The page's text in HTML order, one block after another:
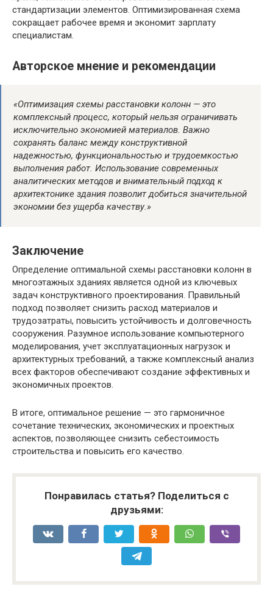
стандартизации элементов. Оптимизированная схема
сокращает рабочее время и экономит зарплату
специалистам.
Авторское мнение и рекомендации
«Оптимизация схемы расстановки колонн — это
комплексный процесс, который нельзя ограничивать
исключительно экономией материалов. Важно
сохранять баланс между конструктивной
надежностью, функциональностью и трудоемкостью
выполнения работ. Использование современных
аналитических методов и внимательный подход к
архитектонике здания позволит добиться значительной
экономии без ущерба качеству.»
Заключение
Определение оптимальной схемы расстановки колонн в
многоэтажных зданиях является одной из ключевых
задач конструктивного проектирования. Правильный
подход позволяет снизить расход материалов и
трудозатраты, повысить устойчивость и долговечность
сооружения. Разумное использование компьютерного
моделирования, учет эксплуатационных нагрузок и
архитектурных требований, а также комплексный анализ
всех факторов обеспечивают создание эффективных и
экономичных проектов.
В итоге, оптимальное решение — это гармоничное
сочетание технических, экономических и проектных
аспектов, позволяющее снизить себестоимость
строительства и повысить его качество.
Понравилась статья? Поделиться с
друзьями: